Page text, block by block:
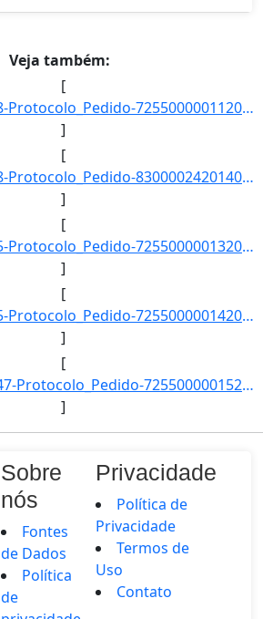
Veja também:
[
6: Id_Pedido-147668-Protocolo_Pedido-72550000011201400-Situacao-Respondido-Data_Registro-12/01/2014_14-]
]
[
7: Id_Pedido-148358-Protocolo_Pedido-83000024201408-Situacao-Respondido-Data_Registro-14/01/2014_21-25-]
]
[
8: Id_Pedido-148585-Protocolo_Pedido-72550000013201400-Situacao-Respondido-Data_Registro-15/01/2014_15-]
]
[
9: Id_Pedido-149185-Protocolo_Pedido-72550000014201400-Situacao-Respondido-Data_Registro-17/01/2014_17-]
]
[
10: Id_Pedido-149447-Protocolo_Pedido-72550000015201400-Situacao-Respondido-Data_Registro-20/01/2014_08-]
]
Sobre
nós
Fontes
de Dados
Política
de
Privacidade
Política de
Privacidade
Termos de
Uso
Contato